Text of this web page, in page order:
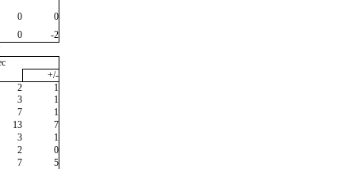
0
0
0
-2
+/-
2
1
3
1
7
1
13
7
3
1
2
0
7
5